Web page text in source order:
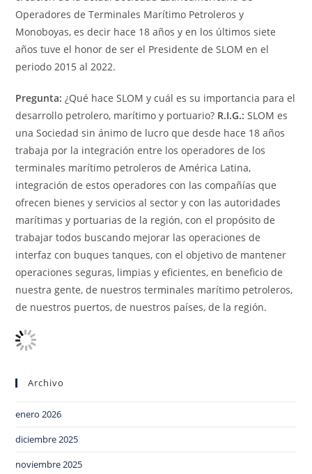
Operadores de Terminales Marítimo Petroleros y
Monoboyas, es decir hace 18 años y en los últimos siete
años tuve el honor de ser el Presidente de SLOM en el
periodo 2015 al 2022.
Pregunta: ¿Qué hace SLOM y cuál es su importancia para el
desarrollo petrolero, marítimo y portuario? R.I.G.: SLOM es
una Sociedad sin ánimo de lucro que desde hace 18 años
trabaja por la integración entre los operadores de los
terminales marítimo petroleros de América Latina,
integración de estos operadores con las compañías que
ofrecen bienes y servicios al sector y con las autoridades
marítimas y portuarias de la región, con el propósito de
trabajar todos buscando mejorar las operaciones de
interfaz con buques tanques, con el objetivo de mantener
operaciones seguras, limpias y eficientes, en beneficio de
nuestra gente, de nuestros terminales marítimo petroleros,
de nuestros puertos, de nuestros países, de la región.
Archivo
enero 2026
diciembre 2025
noviembre 2025